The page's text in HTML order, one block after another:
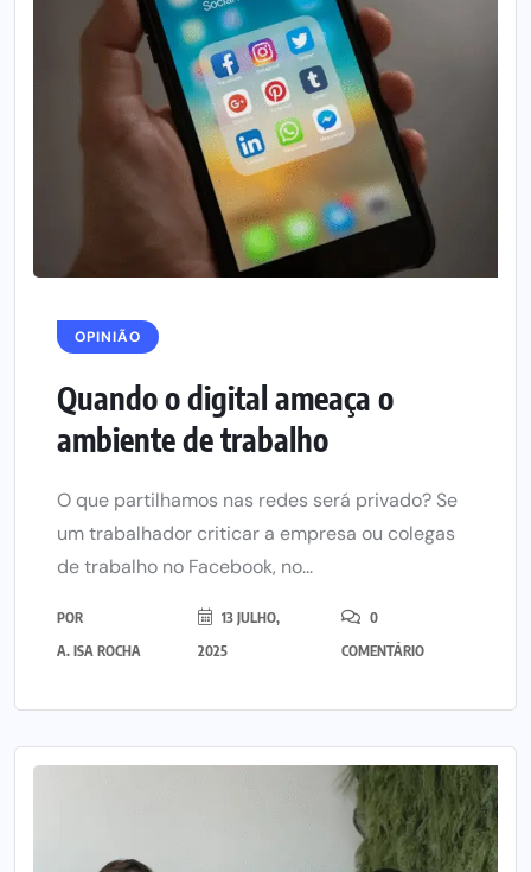
OPINIÃO
Quando o digital ameaça o
ambiente de trabalho
O que partilhamos nas redes será privado? Se
um trabalhador criticar a empresa ou colegas
de trabalho no Facebook, no...
POR
A. ISA ROCHA
13 JULHO,
2025
0
COMENTÁRIO